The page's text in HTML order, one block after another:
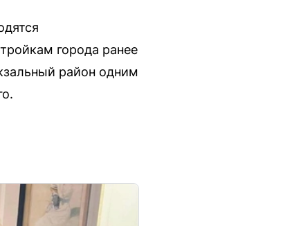
города ранее
район одним